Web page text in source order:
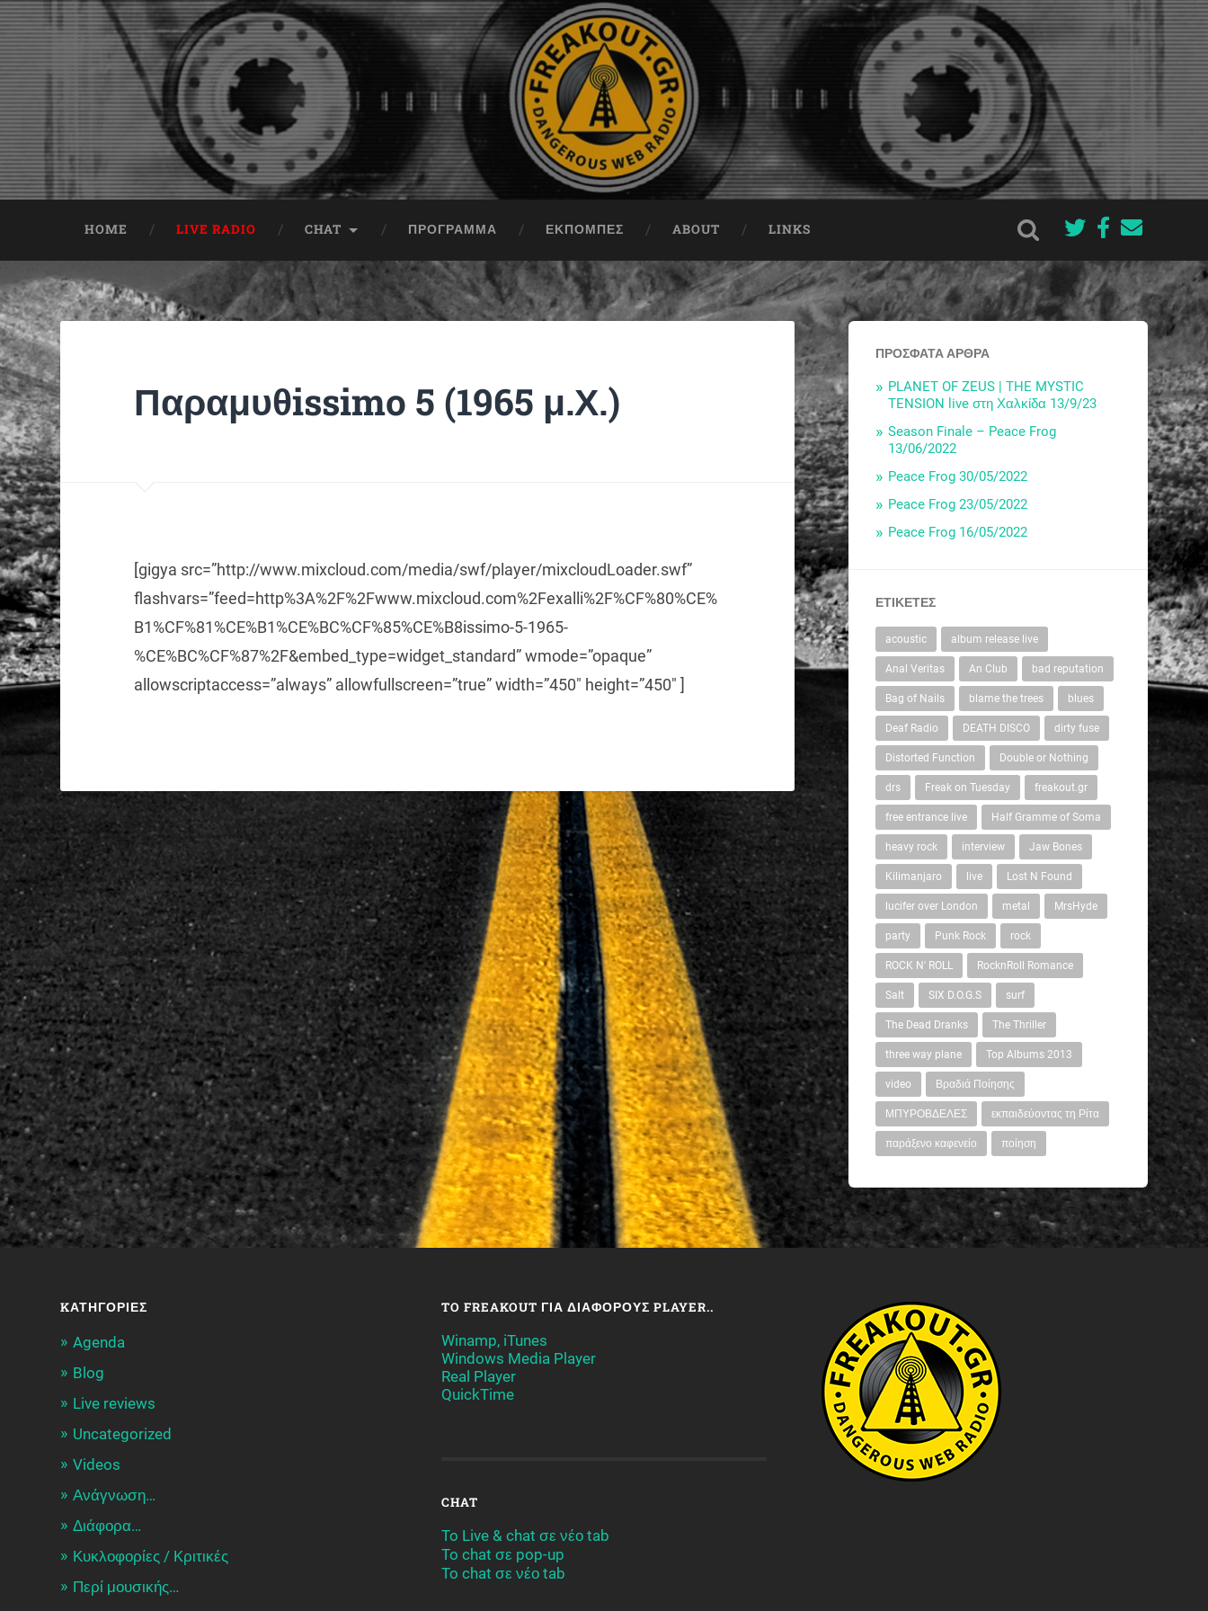
HOME LIVE RADIO CHAT ΠΡΟΓΡΑΜΜΑ ΕΚΠΟΜΠΈΣ ABOUT LINKS
Παραμυθissimo 5 (1965 μ.Χ.)
[gigya src=”http://www.mixcloud.com/media/swf/player/mixcloudLoader.swf”
flashvars=”feed=http%3A%2F%2Fwww.mixcloud.com%2Fexalli%2F%CF%80%CE%
B1%CF%81%CE%B1%CE%BC%CF%85%CE%B8issimo-5-1965-
%CE%BC%CF%87%2F&embed_type=widget_standard” wmode=”opaque”
allowscriptaccess=”always” allowfullscreen=”true” width=”450″ height=”450″ ]
ΠΡΌΣΦΑΤΑ ΆΡΘΡΑ
PLANET OF ZEUS | THE MYSTIC
TENSION live στη Χαλκίδα 13/9/23
Season Finale – Peace Frog
13/06/2022
Peace Frog 30/05/2022
Peace Frog 23/05/2022
Peace Frog 16/05/2022
ΕΤΙΚΈΤΕΣ
acoustic album release live
Anal Veritas An Club bad reputation
Bag of Nails blame the trees blues
Deaf Radio DEATH DISCO dirty fuse
Distorted Function Double or Nothing
drs Freak on Tuesday freakout.gr
free entrance live Half Gramme of Soma
heavy rock interview Jaw Bones
Kilimanjaro live Lost N Found
lucifer over London metal MrsHyde
party Punk Rock rock
ROCK N' ROLL RocknRoll Romance
Salt SIX D.O.G.S surf
The Dead Dranks The Thriller
three way plane Top Albums 2013
video Βραδιά Ποίησης
ΜΠΥΡΟΒΔΕΛΕΣ εκπαιδεύοντας τη Ρίτα
παράξενο καφενείο ποίηση
KΑΤΗΓΟΡΊΕΣ
Agenda
Blog
Live reviews
Uncategorized
Videos
Ανάγνωση…
Διάφορα…
Κυκλοφορίες / Kριτικές
Περί μουσικής…
TO FREAKOUT ΓΙΑ ΔΙΆΦΟΡΟΥΣ PLAYER..
Winamp, iTunes
Windows Media Player
Real Player
QuickTime
CHAT
To Live & chat σε νέο tab
To chat σε pop-up
To chat σε νέο tab